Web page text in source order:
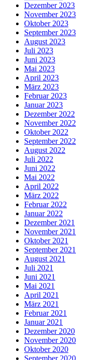
Dezember 2023
November 2023
Oktober 2023
September 2023
August 2023
Juli 2023
Juni 2023
Mai 2023
April 2023
März 2023
Februar 2023
Januar 2023
Dezember 2022
November 2022
Oktober 2022
September 2022
August 2022
Juli 2022
Juni 2022
Mai 2022
April 2022
März 2022
Februar 2022
Januar 2022
Dezember 2021
November 2021
Oktober 2021
September 2021
August 2021
Juli 2021
Juni 2021
Mai 2021
April 2021
März 2021
Februar 2021
Januar 2021
Dezember 2020
November 2020
Oktober 2020
September 2020